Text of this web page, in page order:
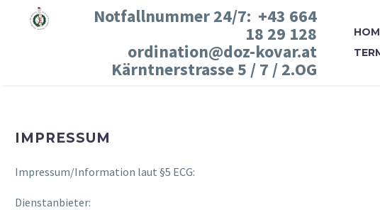
Notfallnummer 24/7: +43 664
18 29 128
ordination@doz-kovar.at
Kärntnerstrasse 5 / 7 / 2.OG
IMPRESSUM
Impressum/Information laut §5 ECG:
Dienstanbieter: